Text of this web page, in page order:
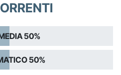
50%
50%